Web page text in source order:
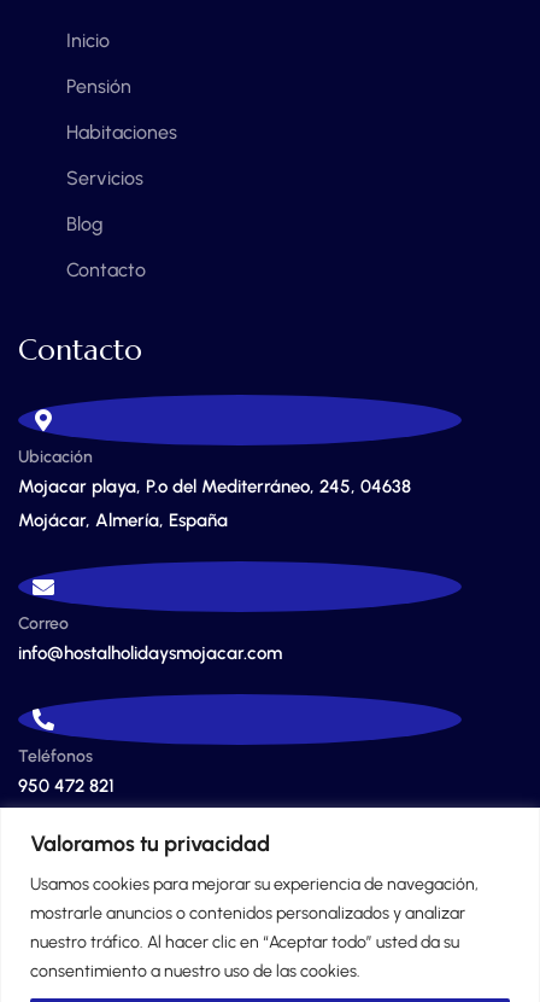
Valoramos tu privacidad
Usamos cookies para mejorar su experiencia de navegación,
mostrarle anuncios o contenidos personalizados y analizar
nuestro tráfico. Al hacer clic en “Aceptar todo” usted da su
consentimiento a nuestro uso de las cookies.
Inicio
Pensión
Habitaciones
Servicios
Blog
Contacto
Contacto
Ubicación
Mojacar playa, P.º del Mediterráneo, 245, 04638
Mojácar, Almería, España
Correo
info@hostalholidaysmojacar.com
Teléfonos
950 472 821